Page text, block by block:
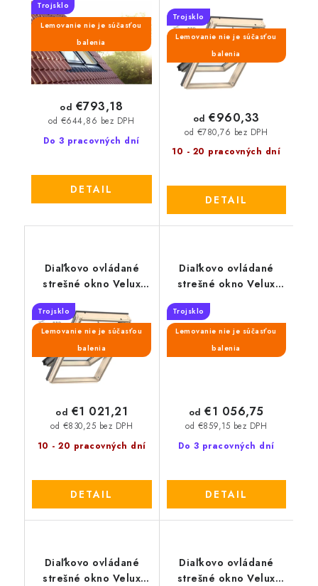
Trojsklo
Lemovanie nie je súčasťou
balenia
Do 3 pracovných dní
od €644,86 bez DPH
od €793,18
DETAIL
Integra GGL 306821
Trojsklo
Lemovanie nie je súčasťou
balenia
10 - 20 pracovných dní
od €780,76 bez DPH
od €960,33
DETAIL
Diaľkovo ovládané
strešné okno Velux
Integra GGL 306621
Trojsklo
Lemovanie nie je súčasťou
balenia
10 - 20 pracovných dní
od €830,25 bez DPH
od €1 021,21
DETAIL
Diaľkovo ovládané
strešné okno Velux
Integra GGU 006821
Trojsklo
Lemovanie nie je súčasťou
balenia
Do 3 pracovných dní
od €859,15 bez DPH
od €1 056,75
DETAIL
Diaľkovo ovládané
strešné okno Velux
Diaľkovo ovládané
strešné okno Velux